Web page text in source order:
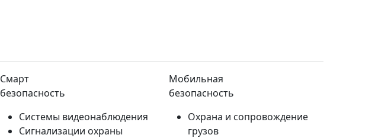
Смарт
безопасность
Системы видеонаблюдения
Сигнализации охраны
Мобильная
безопасность
Охрана и сопровождение
грузов